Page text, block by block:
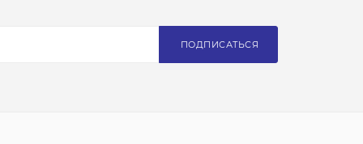
ПОДПИСАТЬСЯ